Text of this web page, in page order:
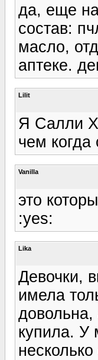
да, еще
состав:
масло,
аптеке.
Lilit
Я Салли
чем когда
Vanilla
это
:yes:
Lika
Девочки,
имела
довольна,
купила. У